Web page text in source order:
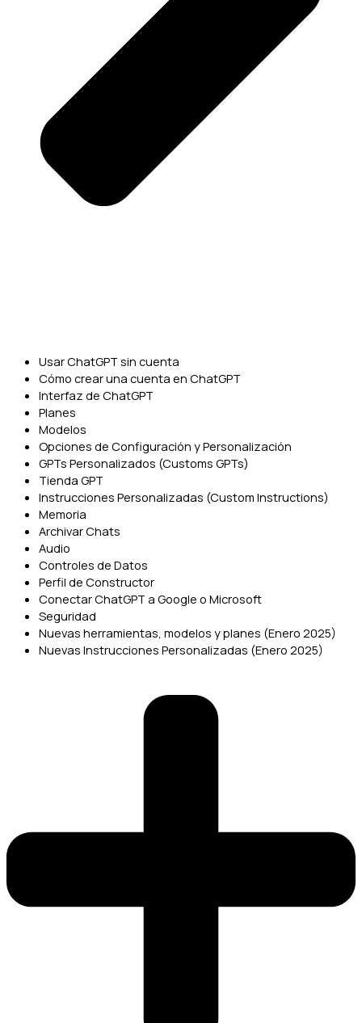
Usar ChatGPT sin cuenta
Cómo crear una cuenta en ChatGPT
Interfaz de ChatGPT
Planes
Modelos
Opciones de Configuración y Personalización
GPTs Personalizados (Customs GPTs)
Tienda GPT
Instrucciones Personalizadas (Custom Instructions)
Memoria
Archivar Chats
Audio
Controles de Datos
Perfil de Constructor
Conectar ChatGPT a Google o Microsoft
Seguridad
Nuevas herramientas, modelos y planes (Enero 2025)
Nuevas Instrucciones Personalizadas (Enero 2025)